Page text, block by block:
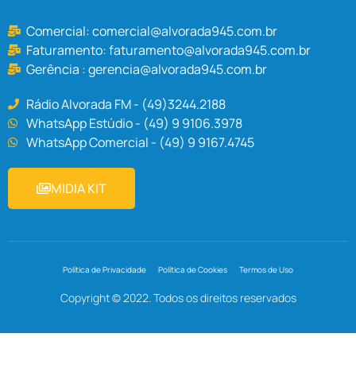
Comercial:comercial@alvorada945.com.br
Faturamento:faturamento@alvorada945.com.br
Gerência :gerencia@alvorada945.com.br
Rádio Alvorada FM - (49)3244.2188
WhatsApp Estúdio - (49) 9 9106.3978
WhatsApp Comercial - (49) 9 9167.4745
MIDIA KIT
Política de Privacidade Política de Cookies Termos de Uso
Copyright © 2022. Todos os direitos reservados